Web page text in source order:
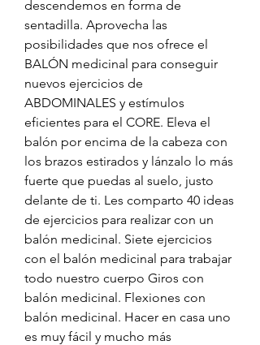
descendemos en forma de
sentadilla. Aprovecha las
posibilidades que nos ofrece el
BALÓN medicinal para conseguir
nuevos ejercicios de
ABDOMINALES y estímulos
eficientes para el CORE. Eleva el
balón por encima de la cabeza con
los brazos estirados y lánzalo lo más
fuerte que puedas al suelo, justo
delante de ti. Les comparto 40 ideas
de ejercicios para realizar con un
balón medicinal. Siete ejercicios
con el balón medicinal para trabajar
todo nuestro cuerpo Giros con
balón medicinal. Flexiones con
balón medicinal. Hacer en casa uno
es muy fácil y mucho más